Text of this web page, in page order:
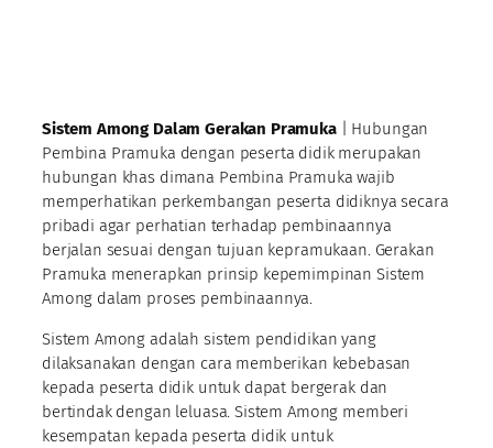
Sistem Among Dalam Gerakan Pramuka
| Hubungan
Pembina Pramuka dengan peserta didik merupakan
hubungan khas dimana Pembina Pramuka wajib
memperhatikan perkembangan peserta didiknya secara
pribadi agar perhatian terhadap pembinaannya
berjalan sesuai dengan tujuan kepramukaan. Gerakan
Pramuka menerapkan prinsip kepemimpinan Sistem
Among dalam proses pembinaannya.
Sistem Among adalah sistem pendidikan yang
dilaksanakan dengan cara memberikan kebebasan
kepada peserta didik untuk dapat bergerak dan
bertindak dengan leluasa. Sistem Among memberi
kesempatan kepada peserta didik untuk